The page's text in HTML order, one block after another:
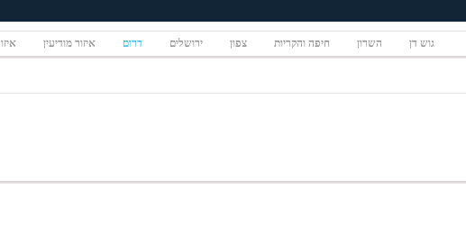
גוש דן השרון חיפה והקריות צפון ירושלים דרום איזור מודיעין